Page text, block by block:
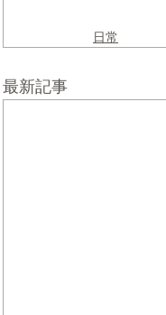
日常
最新記事